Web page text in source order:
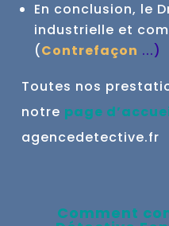
En conclusion, le
industrielle et
(Contrefaçon ...)
Toutes nos
notre page
agencedetective.fr
Comment